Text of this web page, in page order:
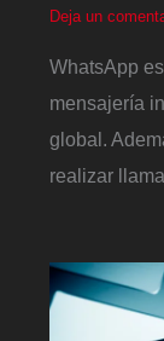
Deja un
WhatsApp
mensajería
global.
realizar